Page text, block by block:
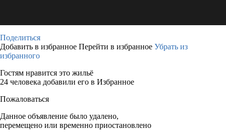
Поделиться
Добавить в избранное Перейти в избранное Убрать из
избранного
Гостям нравится это жильё
24 человека добавили его в Избранное
Пожаловаться
Данное объявление было удалено,
перемещено или временно приостановлено